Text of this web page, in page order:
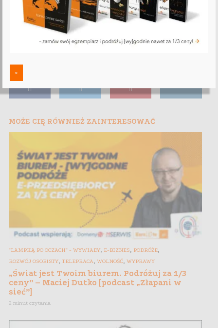
MOŻE CIĘ RÓWNIEŻ ZAINTERESOWAĆ
"LAMPKĄ PO OCZACH" - WYWIADY, E-BIZNES, PODRÓŻE,
ROZWÓJ OSOBISTY, TELEPRACA, WOLNOŚĆ, WYPRAWY
„Świat jest Twoim biurem. Podróżuj za 1/3
ceny” – Maciej Dutko [podcast „Złapani w
sieć”]
2 minut czytania
x